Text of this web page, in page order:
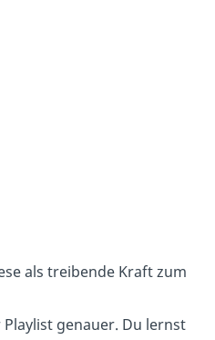
als treibende Kraft zum
genauer. Du lernst